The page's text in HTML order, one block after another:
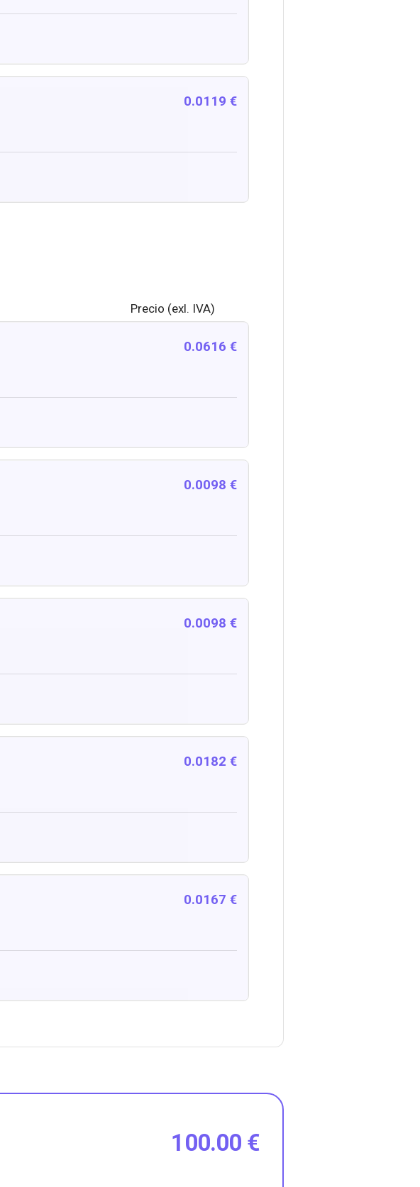
0.0119 €
Precio (exl. IVA)
0.0616 €
0.0098 €
0.0098 €
0.0182 €
0.0167 €
100.00 €